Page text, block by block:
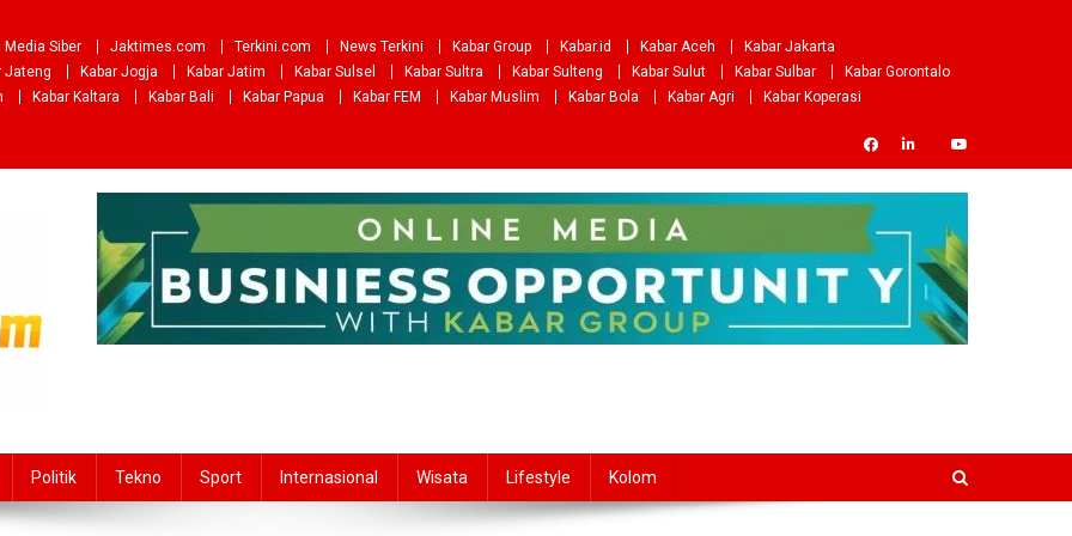
Media Siber Jaktimes.com Terkini.com News Terkini Kabar Group Kabar.id Kabar Aceh
Kabar Jakarta
Jateng Kabar Jogja Kabar Jatim Kabar Sulsel Kabar Sultra Kabar Sulteng Kabar Sulut Kabar Sulbar
Kabar Gorontalo
Kabar Kaltara Kabar Bali Kabar Papua Kabar FEM Kabar Muslim Kabar Bola Kabar Agri
Kabar Koperasi
Politik Tekno Sport Internasional Wisata Lifestyle Kolom